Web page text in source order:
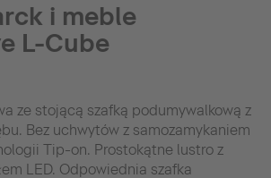
i meble
L-Cube
ze stojącą szafką podumywalkową z
Bez uchwytów z samozamykaniem
Tip-on. Prostokątne lustro z
LED. Odpowiednia szafka